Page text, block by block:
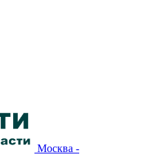
Москва -